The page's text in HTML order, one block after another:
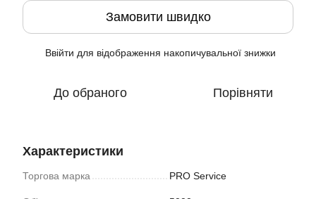
Замовити швидко
Ввійти для відображення накопичувальної знижки
До обраного Порівняти
Характеристики
Торгова марка PRO Service